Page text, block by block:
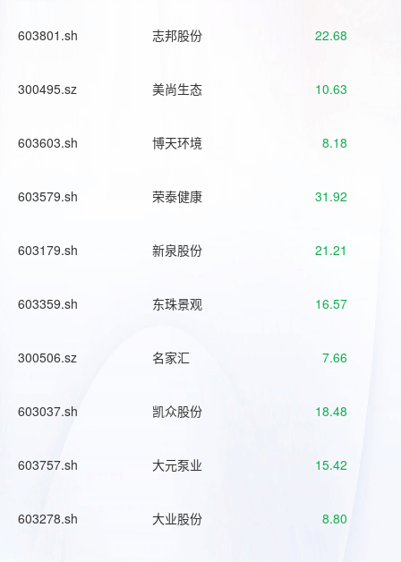
603801.sh 志邦股份 22.68
300495.sz 美尚生态 10.63
603603.sh 博天环境 8.18
603579.sh 荣泰健康 31.92
603179.sh 新泉股份 21.21
603359.sh 东珠景观 16.57
300506.sz 名家汇 7.66
603037.sh 凯众股份 18.48
603757.sh 大元泵业 15.42
603278.sh 大业股份 8.80